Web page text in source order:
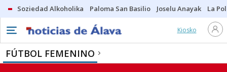
Soziedad Alkoholika Paloma San Basilio Joselu Anayak La
Kiosko
FÚTBOL FEMENINO